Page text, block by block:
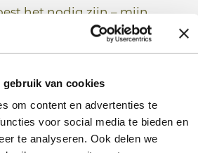
gebruik van cookies
om content en advertenties te
voor social media te bieden en
te analyseren. Ook delen we
het nodig zijn – mijn
een rol in kan spelen.
steunt me in elk geval
dat werken bij IN-Z jou ook